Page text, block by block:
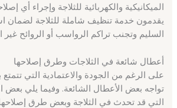
الميكانيكية والكهربائية للثلاجة وإجراء أي
يقدمون خدمة تنظيف شاملة للثلاجة لضمان
السليم وتجنب تراكم الرواسب أو الروائح غير
أعطال شائعة في الثلاجات وطرق إصلاحها
على الرغم من الجودة والاعتمادية التي تتمتع
تواجه بعض الأعطال الشائعة. وفيما يلي بعض
التي قد تحدث في الثلاجة وبعض طرق